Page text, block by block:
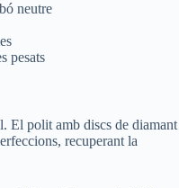
neutre
pesats
El polit amb discs de diamant
recuperant la